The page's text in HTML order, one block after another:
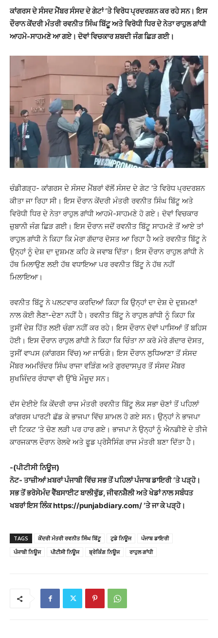
ਕਾਂਗਰਸ ਦੇ ਸੰਸਦ ਮੈਂਬਰ ਸੰਸਦ ਦੇ ਗੇਟਾਂ ‘ਤੇ ਵਿਰੋਧ ਪ੍ਰਦਰਸ਼ਨ ਕਰ ਰਹੇ ਸਨ। ਇਸ
ਦੌਰਾਨ ਕੇਂਦਰੀ ਮੰਤਰੀ ਰਵਨੀਤ ਸਿੰਘ ਬਿੱਟੂ ਅਤੇ ਵਿਰੋਧੀ ਧਿਰ ਦੇ ਨੇਤਾ ਰਾਹੁਲ ਗਾਂਧੀ
ਆਹਮੋ-ਸਾਹਮਣੇ ਆ ਗਏ। ਦੋਵਾਂ ਵਿਚਕਾਰ ਸ਼ਬਦੀ ਜੰਗ ਛਿੜ ਗਈ।
ਚੰਡੀਗੜ੍ਹ- ਕਾਂਗਰਸ ਦੇ ਸੰਸਦ ਮੈਂਬਰਾਂ ਵੱਲੋਂ ਸੰਸਦ ਦੇ ਗੇਟ ‘ਤੇ ਵਿਰੋਧ ਪ੍ਰਦਰਸ਼ਨ
ਕੀਤਾ ਜਾ ਰਿਹਾ ਸੀ। ਇਸ ਦੌਰਾਨ ਕੇਂਦਰੀ ਮੰਤਰੀ ਰਵਨੀਤ ਸਿੰਘ ਬਿੱਟੂ ਅਤੇ
ਵਿਰੋਧੀ ਧਿਰ ਦੇ ਨੇਤਾ ਰਾਹੁਲ ਗਾਂਧੀ ਆਹਮੋ-ਸਾਹਮਣੇ ਹੋ ਗਏ। ਦੋਵਾਂ ਵਿਚਕਾਰ
ਜ਼ੁਬਾਨੀ ਜੰਗ ਛਿੜ ਗਈ। ਇਸ ਦੌਰਾਨ ਜਦੋਂ ਰਵਨੀਤ ਬਿੱਟੂ ਸਾਹਮਣੇ ਤੋਂ ਆਏ ਤਾਂ
ਰਾਹੁਲ ਗਾਂਧੀ ਨੇ ਕਿਹਾ ਕਿ ਮੇਰਾ ਗੱਦਾਰ ਦੋਸਤ ਆ ਰਿਹਾ ਹੈ ਅਤੇ ਰਵਨੀਤ ਬਿੱਟੂ ਨੇ
ਉਨ੍ਹਾਂ ਨੂੰ ਦੇਸ਼ ਦਾ ਦੁਸ਼ਮਣ ਕਹਿ ਕੇ ਜਵਾਬ ਦਿੱਤਾ। ਇਸ ਦੌਰਾਨ ਰਾਹੁਲ ਗਾਂਧੀ ਨੇ
ਹੱਥ ਮਿਲਾਉਣ ਲਈ ਹੱਥ ਵਧਾਇਆ ਪਰ ਰਵਨੀਤ ਬਿੱਟੂ ਨੇ ਹੱਥ ਨਹੀਂ
ਮਿਲਾਇਆ।
ਰਵਨੀਤ ਬਿੱਟੂ ਨੇ ਪਲਟਵਾਰ ਕਰਦਿਆਂ ਕਿਹਾ ਕਿ ਉਨ੍ਹਾਂ ਦਾ ਦੇਸ਼ ਦੇ ਦੁਸ਼ਮਣਾਂ
ਨਾਲ ਕੋਈ ਲੈਣਾ-ਦੇਣਾ ਨਹੀਂ ਹੈ। ਰਵਨੀਤ ਬਿੱਟੂ ਨੇ ਰਾਹੁਲ ਗਾਂਧੀ ਨੂੰ ਕਿਹਾ ਕਿ
ਤੁਸੀਂ ਦੇਸ਼ ਹਿੱਤ ਲਈ ਚੰਗਾ ਨਹੀਂ ਕਰ ਰਹੇ। ਇਸ ਦੌਰਾਨ ਦੋਵਾਂ ਪਾਸਿਆਂ ਤੋਂ ਬਹਿਸ
ਹੋਈ। ਇਸ ਦੌਰਾਨ ਰਾਹੁਲ ਗਾਂਧੀ ਨੇ ਕਿਹਾ ਕਿ ਚਿੰਤਾ ਨਾ ਕਰੋ ਮੇਰੇ ਗੱਦਾਰ ਦੋਸਤ,
ਤੁਸੀਂ ਵਾਪਸ (ਕਾਂਗਰਸ ਵਿੱਚ) ਆ ਜਾਓਗੇ। ਇਸ ਦੌਰਾਨ ਲੁਧਿਆਣਾ ਤੋਂ ਸੰਸਦ
ਮੈਂਬਰ ਅਮਰਿੰਦਰ ਸਿੰਘ ਰਾਜਾ ਵੜਿੰਗ ਅਤੇ ਗੁਰਦਾਸਪੁਰ ਤੋਂ ਸੰਸਦ ਮੈਂਬਰ
ਸੁਖਜਿੰਦਰ ਰੰਧਾਵਾ ਵੀ ਉੱਥੇ ਮੌਜੂਦ ਸਨ।
ਦੱਸ ਦੇਈਏ ਕਿ ਕੇਂਦਰੀ ਰਾਜ ਮੰਤਰੀ ਰਵਨੀਤ ਬਿੱਟੂ ਲੋਕ ਸਭਾ ਚੋਣਾਂ ਤੋਂ ਪਹਿਲਾਂ
ਕਾਂਗਰਸ ਪਾਰਟੀ ਛੱਡ ਕੇ ਭਾਜਪਾ ਵਿੱਚ ਸ਼ਾਮਲ ਹੋ ਗਏ ਸਨ। ਉਨ੍ਹਾਂ ਨੇ ਭਾਜਪਾ
ਦੀ ਟਿਕਟ ‘ਤੇ ਚੋਣ ਲੜੀ ਪਰ ਹਾਰ ਗਏ। ਭਾਜਪਾ ਨੇ ਉਨ੍ਹਾਂ ਨੂੰ ਐਨਡੀਏ ਦੇ ਤੀਜੇ
ਕਾਰਜਕਾਲ ਦੌਰਾਨ ਰੇਲਵੇ ਅਤੇ ਫੂਡ ਪ੍ਰੋਸੈਸਿੰਗ ਰਾਜ ਮੰਤਰੀ ਬਣਾ ਦਿੱਤਾ ਹੈ।
-(ਪੀਟੀਸੀ ਨਿਊਜ)
ਨੋਟ- ਤਾਜ਼ੀਆਂ ਖ਼ਬਰਾਂ ਪੰਜਾਬੀ ਵਿੱਚ ਸਭ ਤੋਂ ਪਹਿਲਾਂ ਪੰਜਾਬ ਡਾਇਰੀ ‘ਤੇ ਪੜ੍ਹੋ।
ਸਭ ਤੋਂ ਭਰੋਸੇਮੰਦ ਵੈੱਬਸਾਈਟ ਬਾਲੀਵੁੱਡ, ਜੀਵਨਸ਼ੈਲੀ ਅਤੇ ਖੇਡਾਂ ਨਾਲ ਸਬੰਧਤ
ਖਬਰਾਂ ਇਸ ਲਿੰਕ https://punjabdiary.com/ ‘ਤੇ ਜਾ ਕੇ ਪੜ੍ਹੋ।
TAGS ਕੇਂਦਰੀ ਮੰਤਰੀ ਰਵਨੀਤ ਸਿੰਘ ਬਿੱਟੂ ਟੁਡੇ ਨਿਊਜ
ਪੰਜਾਬ ਡਾਇਰੀ
ਪੰਜਾਬੀ ਨਿਊਜ
ਪੀਟੀਸੀ ਨਿਊਜ ਬ੍ਰੇਕਿੰਗ ਨਿਊਜ ਰਾਹੁਲ ਗਾਂਧੀ